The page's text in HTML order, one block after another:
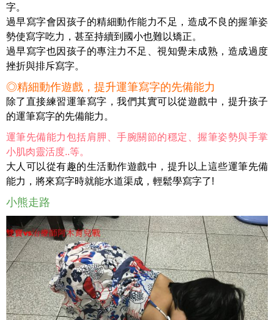
字。
過早寫字會因孩子的精細動作能力不足，造成不良的握筆姿
勢使寫字吃力，甚至持續到國小也難以矯正。
過早寫字也因孩子的專注力不足、視知覺未成熟，造成過度
挫折與排斥寫字。
◎精細動作遊戲，提升運筆寫字的先備能力
除了直接練習運筆寫字，我們其實可以從遊戲中，提升孩子
的運筆寫字的先備能力。
運筆先備能力包括肩胛、手腕關節的穩定、握筆姿勢與手掌
小肌肉靈活度..等。
大人可以從有趣的生活動作遊戲中，提升以上這些運筆先備
能力，將來寫字時就能水道渠成，輕鬆學寫字了!
小熊走路